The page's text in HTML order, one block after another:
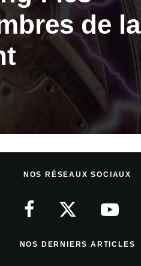
de la
NOS RÉSEAUX SOCIAUX
NOS DERNIERS ARTICLES